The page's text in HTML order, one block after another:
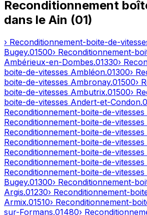
Reconditionnement
dans le Ain (01)
› Reconditionnement-boite-de-
Bugey.01500› Reconditionnement-
Ambérieux-en-Dombes.01330›
boite-de-vitesses Ambléon.01300›
boite-de-vitesses Ambronay.01500›
boite-de-vitesses Ambutrix.01500›
boite-de-vitesses Andert-et-Condon.
Reconditionnement-boite-de-vitesses
Reconditionnement-boite-de-vitesses
Reconditionnement-boite-de-vitesses
Reconditionnement-boite-de-vitesses
Reconditionnement-boite-de-vitesses
Reconditionnement-boite-de-vitesses
Reconditionnement-boite-de-vitesses
Bugey.01300› Reconditionnement-
Argis.01230› Reconditionnement-
Armix.01510› Reconditionnement-
sur-Formans.01480›